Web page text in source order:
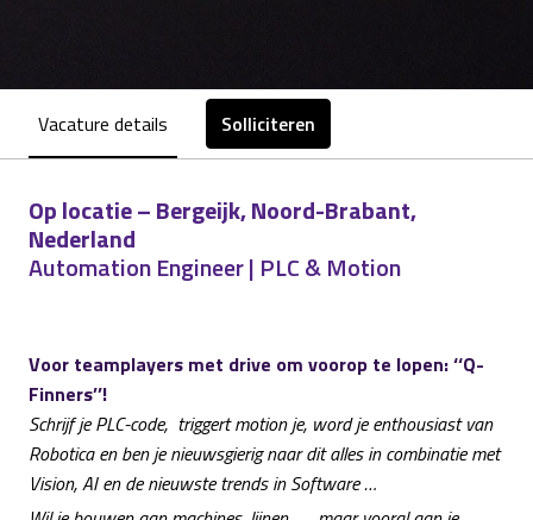
Vacature details Solliciteren
Op locatie – Bergeijk, Noord-Brabant,
Nederland
Automation Engineer | PLC & Motion
Voor teamplayers met drive om voorop te lopen: ‘‘Q-
Finners’’!
Schrijf je PLC-code, triggert motion je, word je enthousiast van
Robotica en ben je nieuwsgierig naar dit alles in combinatie met
Vision, AI en de nieuwste trends in Software …